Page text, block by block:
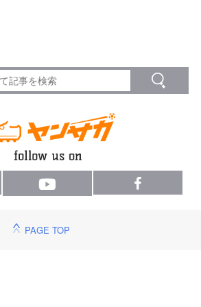
PAGE TOP